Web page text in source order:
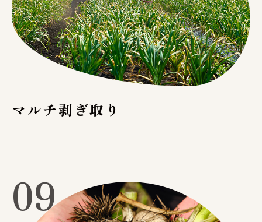
マルチ剥ぎ取り
09